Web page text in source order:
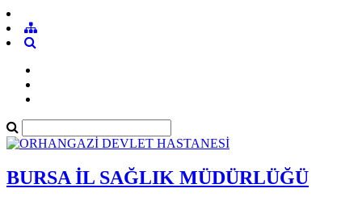
BURSA İL SAĞLIK MÜDÜRLÜĞÜ